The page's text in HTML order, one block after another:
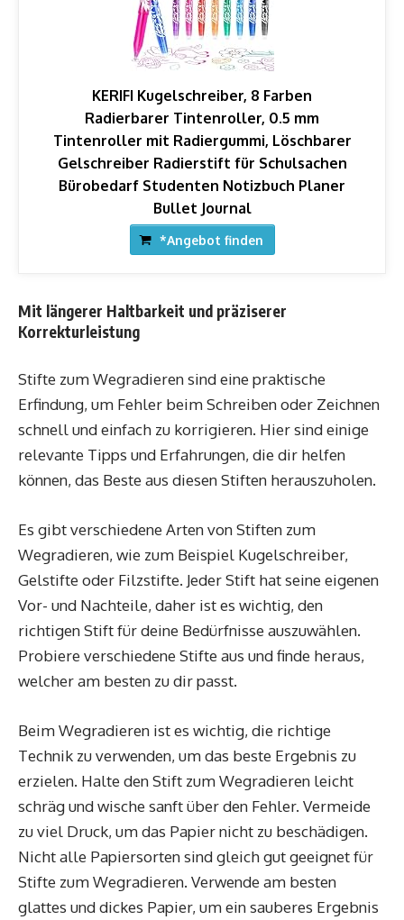
KERIFI Kugelschreiber, 8 Farben
Radierbarer Tintenroller, 0.5 mm
Tintenroller mit Radiergummi, Löschbarer
Gelschreiber Radierstift für Schulsachen
Bürobedarf Studenten Notizbuch Planer
Bullet Journal
*Angebot finden
Mit längerer Haltbarkeit und präziserer
Korrekturleistung
Stifte zum Wegradieren sind eine praktische
Erfindung, um Fehler beim Schreiben oder Zeichnen
schnell und einfach zu korrigieren. Hier sind einige
relevante Tipps und Erfahrungen, die dir helfen
können, das Beste aus diesen Stiften herauszuholen.
Es gibt verschiedene Arten von Stiften zum
Wegradieren, wie zum Beispiel Kugelschreiber,
Gelstifte oder Filzstifte. Jeder Stift hat seine eigenen
Vor- und Nachteile, daher ist es wichtig, den
richtigen Stift für deine Bedürfnisse auszuwählen.
Probiere verschiedene Stifte aus und finde heraus,
welcher am besten zu dir passt.
Beim Wegradieren ist es wichtig, die richtige
Technik zu verwenden, um das beste Ergebnis zu
erzielen. Halte den Stift zum Wegradieren leicht
schräg und wische sanft über den Fehler. Vermeide
zu viel Druck, um das Papier nicht zu beschädigen.
Nicht alle Papiersorten sind gleich gut geeignet für
Stifte zum Wegradieren. Verwende am besten
glattes und dickes Papier, um ein sauberes Ergebnis